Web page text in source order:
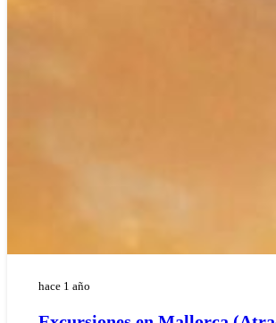
hace 1 año